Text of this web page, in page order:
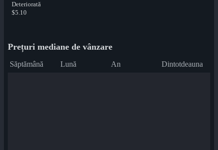
Deteriorată
$5.10
Prețuri mediane de vânzare
Săptămână Lună An Dintotdeauna